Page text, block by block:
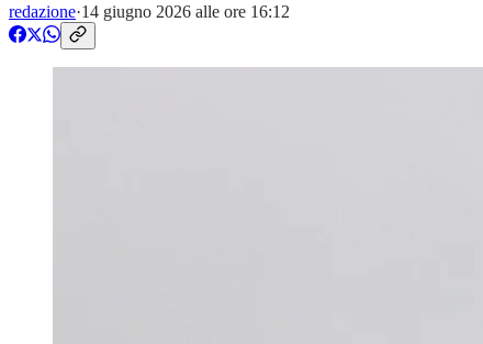
redazione·14 giugno 2026 alle ore 16:12